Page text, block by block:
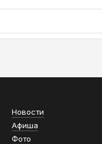
Новости
Афиша
Фото